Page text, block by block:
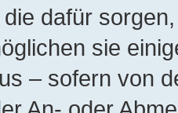
dafür
sie
– sofern von